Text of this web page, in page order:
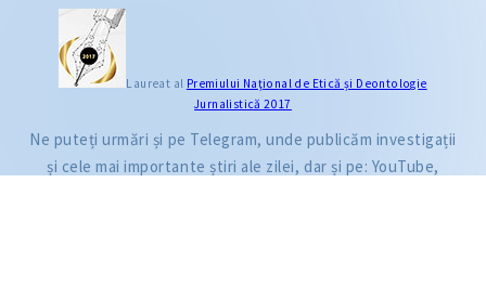
Laureat al Premiului Naţional de Etică și Deontologie
Jurnalistică 2017
Ne puteți urmări și pe Telegram, unde publicăm investigații
și cele mai importante știri ale zilei, dar și pe: YouTube,
CITEȘTE